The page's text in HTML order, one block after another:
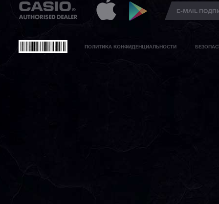
ПОЛИТИКА КОНФИДЕНЦИАЛЬНОСТИ